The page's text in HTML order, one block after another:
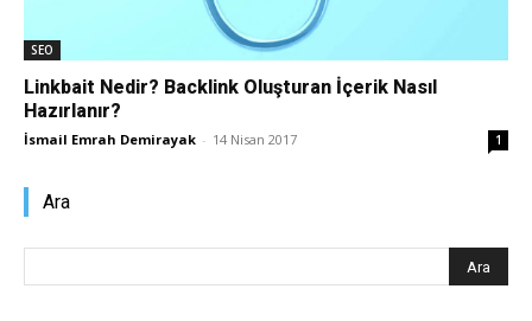
ve
SEO
Linkbait Nedir? Backlink Oluşturan İçerik Nasıl
Hazırlanır?
İsmail Emrah Demirayak - 14 Nisan 2017 1
Ara